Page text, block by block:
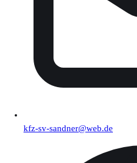
kfz-sv-sandner@web.de